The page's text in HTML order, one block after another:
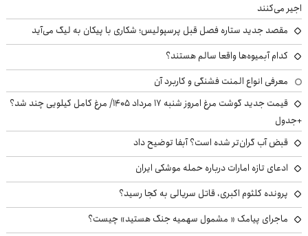
اجیر می‌کنند
مقصد جدید ستاره فصل قبل پرسپولیس؛ شکاری با پیکان به لیگ می‌آید
کدام آبمیوه‌ها واقعا سالم هستند؟
معرفی انواع المنت فشنگی و کاربرد آن
قیمت جدید گوشت مرغ امروز شنبه ۱۷ مرداد ۱۴۰۵/ مرغ کامل کیلویی چند شد؟
+جدول
قبض آب گران‌تر شده است؟ آبفا توضیح داد
ادعای تازه امارات درباره حمله موشکی ایران
پرونده کلثوم اکبری، قاتل سریالی به کجا رسید؟
ماجرای پیامک « مشمول سهمیه جنگ هستید» چیست؟